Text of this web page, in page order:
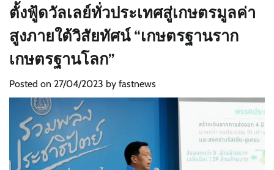
ตั้งฟู้ดวัลเลย์ทั่วประเทศสู่เกษตรมูลค่า
สูงภายใต้วิสัยทัศน์ “เกษตรฐานราก
เกษตรฐานโลก”
Posted on 27/04/2023 by fastnews